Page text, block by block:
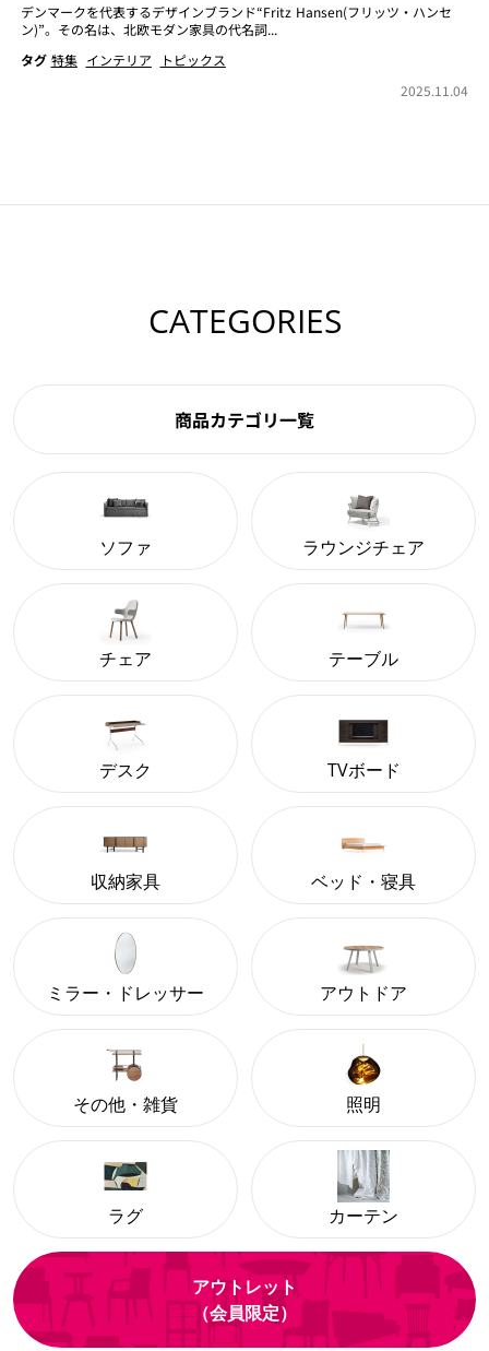
デンマークを代表するデザインブランド“Fritz Hansen(フリッツ・ハンセ
ン)”。その名は、北欧モダン家具の代名詞...
タグ 特集 インテリア
トピックス
2025.11.04
CATEGORIES
商品カテゴリ一覧
ソファ ラウンジチェア
チェア テーブル
デスク TVボード
収納家具 ベッド・寝具
ミラー・ドレッサー アウトドア
その他・雑貨 照明
ラグ カーテン
アウトレット
（会員限定）